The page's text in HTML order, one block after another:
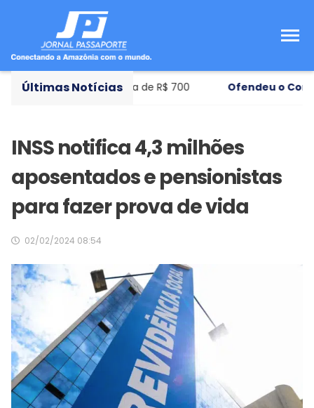
Últimas Notícias
de ensino com bolsa de R$ 700 Ofendeu o
INSS notifica 4,3 milhões
aposentados e pensionistas
para fazer prova de vida
02/02/2024 08:54